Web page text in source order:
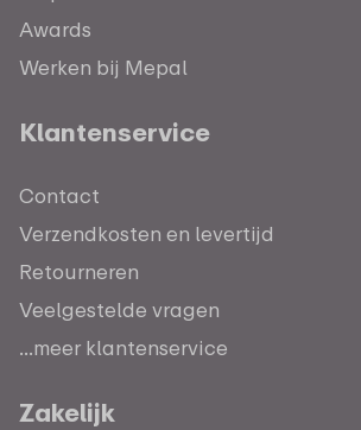
Awards
Werken bij Mepal
Klantenservice
Contact
Verzendkosten en levertijd
Retourneren
Veelgestelde vragen
...meer klantenservice
Zakelijk